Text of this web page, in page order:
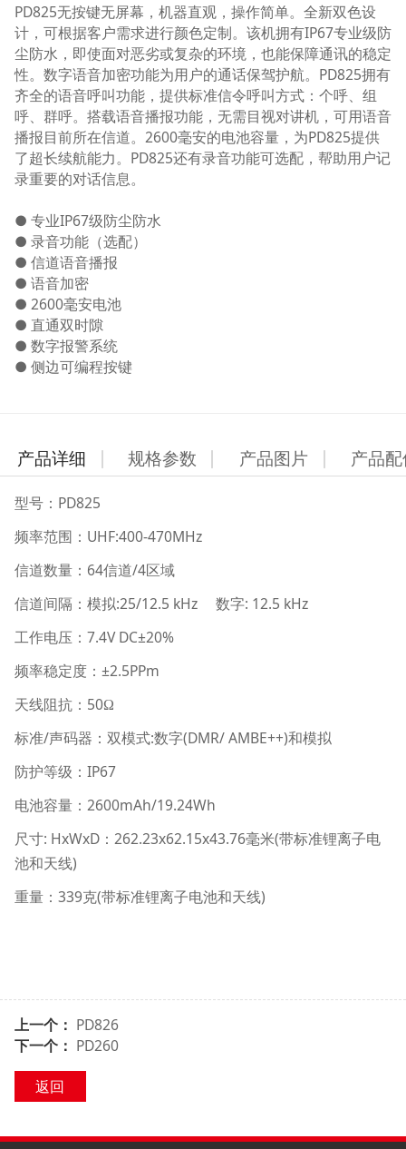
PD825无按键无屏幕，机器直观，操作简单。全新双色设
计，可根据客户需求进行颜色定制。该机拥有IP67专业级防
尘防水，即使面对恶劣或复杂的环境，也能保障通讯的稳定
性。数字语音加密功能为用户的通话保驾护航。PD825拥有
齐全的语音呼叫功能，提供标准信令呼叫方式：个呼、组
呼、群呼。搭载语音播报功能，无需目视对讲机，可用语音
播报目前所在信道。2600毫安的电池容量，为PD825提供
了超长续航能力。PD825还有录音功能可选配，帮助用户记
录重要的对话信息。
● 专业IP67级防尘防水
● 录音功能（选配）
● 信道语音播报
● 语音加密
● 2600毫安电池
● 直通双时隙
● 数字报警系统
● 侧边可编程按键
产品详细 规格参数 产品图片 产品
型号： PD825
频率范围： UHF:400-470MHz
信道数量： 64信道/4区域
信道间隔：模拟:25/12.5 kHz 数字: 12.5 kHz
工作电压： 7.4V DC±20%
频率稳定度： ±2.5PPm
天线阻抗： 50Ω
标准/声码器：双模式:数字(DMR/ AMBE++)和模拟
防护等级： IP67
电池容量： 2600mAh/19.24Wh
尺寸: HxWxD： 262.23x62.15x43.76毫米(带标准锂离子电
池和天线)
重量： 339克(带标准锂离子电池和天线)
上一个： PD826
下一个： PD260
返回